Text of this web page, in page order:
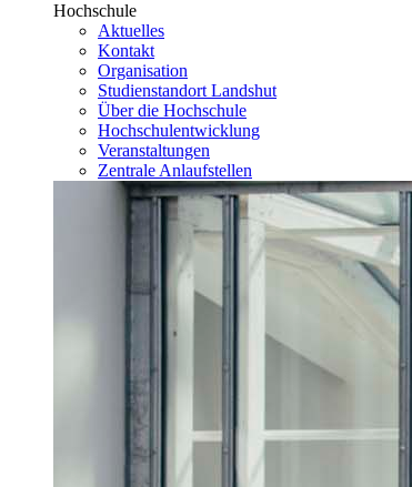
Hochschule
Aktuelles
Kontakt
Organisation
Studienstandort Landshut
Über die Hochschule
Hochschulentwicklung
Veranstaltungen
Zentrale Anlaufstellen